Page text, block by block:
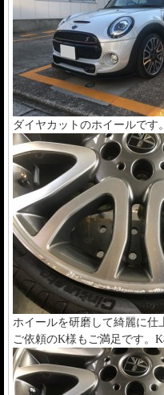
ダイヤカットのホイールです。
ホイールを研磨して綺麗に仕
ご依頼のK様もご満足です。